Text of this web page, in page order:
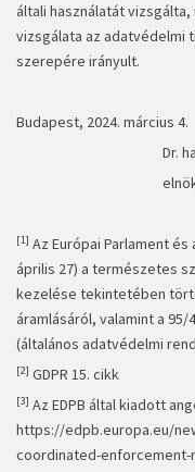
általi használatátvizsgálta,
vizsgálata az adatvédelmi
szerepére irányult.
Budapest, 2024. március 4.
Dr.
[1] Az Európai Parlament és
április 27) a természetes
kezelése tekintetében
áramlásáról, valamint a
(általános adatvédelmi
[2] GDPR 15. cikk
[3] Az EDPB által kiadott
https://edpb.europa.eu/
coordinated-enforcement-